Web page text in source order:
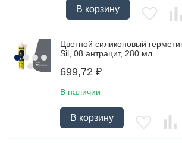
В корзину
Цветной силиконовый
Sil, 08 антрацит, 280 мл
699,72 ₽
В наличии
В корзину